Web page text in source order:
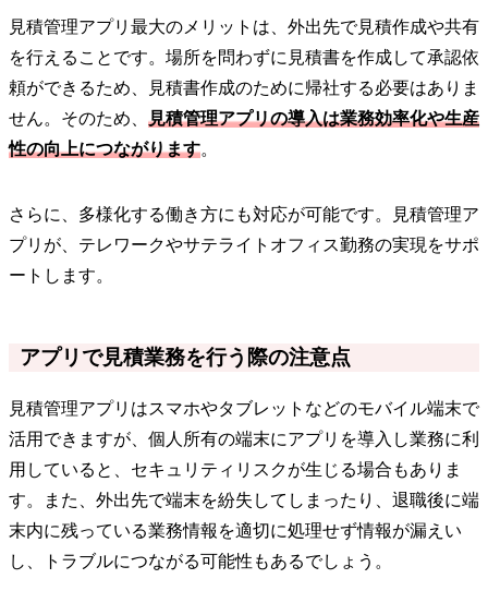
見積管理アプリ最大のメリットは、外出先で見積作成や共有
を行えることです。場所を問わずに見積書を作成して承認依
頼ができるため、見積書作成のために帰社する必要はありま
せん。そのため、 見積管理アプリの導入は業務効率化や生産
性の向上につながります。
さらに、多様化する働き方にも対応が可能です。見積管理ア
プリが、テレワークやサテライトオフィス勤務の実現をサポ
ートします。
アプリで見積業務を行う際の注意点
見積管理アプリはスマホやタブレットなどのモバイル端末で
活用できますが、個人所有の端末にアプリを導入し業務に利
用していると、セキュリティリスクが生じる場合もありま
す。また、外出先で端末を紛失してしまったり、退職後に端
末内に残っている業務情報を適切に処理せず情報が漏えい
し、トラブルにつながる可能性もあるでしょう。